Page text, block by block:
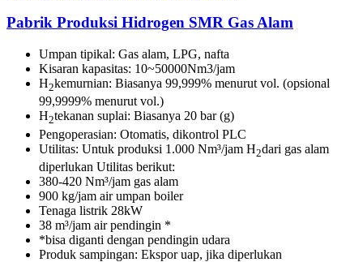
Pabrik Produksi Hidrogen SMR Gas Alam
Umpan tipikal: Gas alam, LPG, nafta
Kisaran kapasitas: 10~50000Nm3/jam
H2kemurnian: Biasanya 99,999% menurut vol. (opsional
99,9999% menurut vol.)
H2tekanan suplai: Biasanya 20 bar (g)
Pengoperasian: Otomatis, dikontrol PLC
Utilitas: Untuk produksi 1.000 Nm³/jam H2dari gas alam
diperlukan Utilitas berikut:
380-420 Nm³/jam gas alam
900 kg/jam air umpan boiler
Tenaga listrik 28kW
38 m³/jam air pendingin *
*bisa diganti dengan pendingin udara
Produk sampingan: Ekspor uap, jika diperlukan